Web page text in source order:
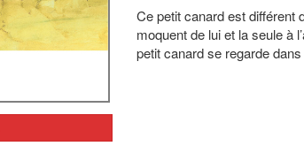
Ce petit canard est différent
moquent de lui et la seule à
petit canard se regarde